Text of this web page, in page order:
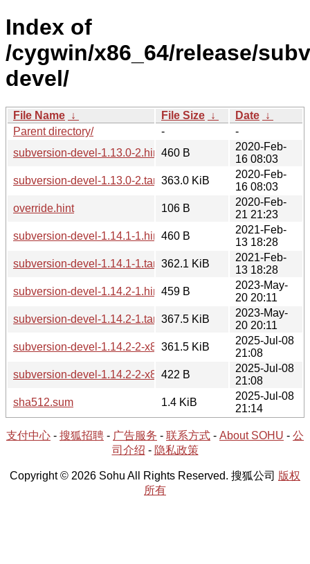
Index of
/cygwin/x86_64/release/
devel/
File Name ↓ File Size ↓ Date ↓
Parent directory/
-
-
subversion-devel-1.13.0-2.hint460 B
2020-Feb-
16 08:03
subversion-devel-1.13.0-2.tar.xz363.0 KiB
2020-Feb-
16 08:03
override.hint
106 B
2020-Feb-
21 21:23
subversion-devel-1.14.1-1.hint460 B
2021-Feb-
13 18:28
subversion-devel-1.14.1-1.tar.xz362.1 KiB
2021-Feb-
13 18:28
subversion-devel-1.14.2-1.hint459 B
2023-May-
20 20:11
subversion-devel-1.14.2-1.tar.xz367.5 KiB
2023-May-
20 20:11
subversion-devel-1.14.2-2-x86_64.tar.xz
361.5 KiB
2025-Jul-08
21:08
subversion-devel-1.14.2-2-x86_64.hint
422 B
2025-Jul-08
21:08
sha512.sum
1.4 KiB
2025-Jul-08
21:14
支付中心 - 搜狐招聘 - 广告服务 - 联系方式 - About SOHU - 公
司介绍 - 隐私政策
Copyright © 2026 Sohu All Rights Reserved. 搜狐公司 版权
所有